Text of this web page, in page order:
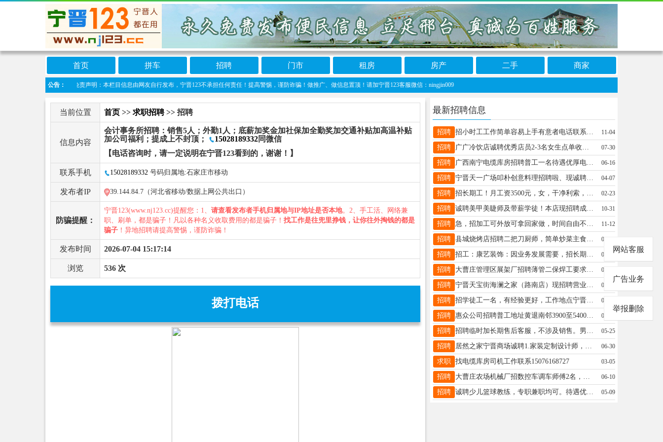
首页 拼车 招聘 门市 租房 房产 二手 商家
公告：免责声明：本栏目信息由网友自行发布，宁晋123不承担任何责任！提高警惕，谨防诈骗！做推广、做信息置顶！请加宁晋123客服微信：ningjin009
当前位置 首页 >> 求职招聘>> 招聘
信息内容
会计事务所招聘：销售5人；外勤1人；底薪加奖金加社保加全勤奖加交通补贴加高温补贴
加公司福利；提成上不封顶；
15028189332同微信
【电话咨询时，请一定说明在宁晋123看到的，谢谢！】
联系手机 15028189332 号码归属地:石家庄市移动
发布者IP 39.144.84.7（河北省移动/数据上网公共出口）
防骗提醒：
宁晋123(www.nj123.cc)提醒您：1、 请查看发布者手机归属地与IP地址是否本地。2、手工活、网络兼
职、刷单，都是骗子！凡以各种名义收取费用的都是骗子！ 找工作是往兜里挣钱，让你往外掏钱的都是
骗子 ！异地招聘请提高警惕，谨防诈骗！
发布时间 2026-07-04 15:17:14
浏览 536 次
拨打电话
最新招聘信息
招聘 招小时工工作简单容易上手有意者电话联系18658109771 11-04
招聘 广广冷饮店诚聘优秀店员2-3名女生点单收银原料备货年龄19-28岁形象好有责任心善于沟通擅长拍短视频线上团购宣传底薪+提成+全勤奖工作时间9点-9点综合工资3000-6000电话15131361369 07-30
招聘 广西南宁电缆库房招聘普工一名待遇优厚电话18878994137要求18-25干过的 06-16
招聘 宁晋天一广场叩朴创意料理招聘啦、现诚聘服务员2名、后厨配菜1名、要求：长期工、年龄18至35周岁、有连锁餐饮工作经验优先、联系电话：13910682937（微信同号） 04-07
招聘 招长期工！月工资3500元，女，干净利索，负责理货及分装，卖货等，工作时间早8.30-12点，下午2点-7.30，工作满两个月加全勤奖200元，童泰东边加吉特团购仓19913019992 02-23
招聘 诚聘美甲美睫师及带薪学徒！本店现招聘成手美甲师，薪资待遇优厚（面议）；同时欢迎零基础学徒加入，带薪培训，快速上岗。有意者请直接电话联系详谈。 联系电话：18615020302 （若打不通看到会回复的） 10-31
招聘 急，招加工可外放可拿回家做，时间自由不限年龄☎️v13483951601 11-12
招聘 县城烧烤店招聘二把刀厨师，简单炒菜主食砂锅。18233538898 05-30
招聘 招工：康艺装饰：因业务发展需要，招长期装修工人2～3名，本团队从事装修行业十余年，常年有活干，招熟练吊顶工，工资面议，电话13463943700微信同号 08-03
招聘 大曹庄管理区展架厂招聘薄管二保焊工要求有工作经验工资7000+联系人贾先生15832969712 03-07
招聘 宁晋天宝街海澜之家（路南店）现招聘营业员。年龄：30周岁以下底薪加提成月薪3500-5500不等，两班倒半天班 法定节假日3薪 缴纳5险每月4天公休。电话 15075904355 07-13
招聘 招学徒工一名，有经验更好，工作地点宁晋室内家具定制安装，联系电话，15532971414 08-27
招聘 惠众公司招聘普工地址黄退南邻3900至5400元每月男女不限工作简单易上手长白班8个小时有意者联系15131900390 04-21
招聘 招聘临时加长期售后客服，不涉及销售。男女不限，一天100-160，培训6天，带薪培训。面试从速。☎️：19061895105（微信同号） 05-25
招聘 居然之家宁晋商场诚聘1.家装定制设计师，有2年相关工作经验；2.家装行业销售员，年龄25-35，高中以上学历，有相关销售经验，联系电话：15100951802 06-30
求职 找电缆库房司机工作联系15076168727 03-05
招聘 大曹庄农场机械厂招数控车调车师傅2名，工资8000-10000，加班另算，联系电话:15076880464 06-10
招聘 诚聘少儿篮球教练，专职兼职均可。待遇优厚，可面谈。联系电话17340912550微同号！诚聘少儿篮球教练，专职兼职均可。待遇优厚，可面谈。联系电话17340912550微同号 05-09
网站客服
广告业务
举报删除